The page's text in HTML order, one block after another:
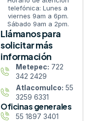
telefónica: Lunes a
viernes 9am a 6pm.
Sábado 9am a 2pm.
Llámanos para
solicitar más
información
Metepec: 722
342 2429
Atlacomulco: 55
3259 6331
Oficinas generales
55 1897 3401